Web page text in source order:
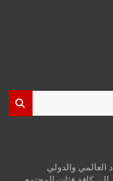
العالمي والدولي